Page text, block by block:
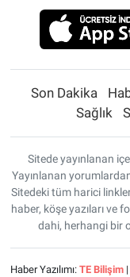
Son Dakika
Sağlık
Sitede yayınlanan
Yayınlanan
Sitedeki tüm harici
haber, köşe yazıları ve
dahi, herhangi bir
Haber Yazılımı: TE Bilişim|